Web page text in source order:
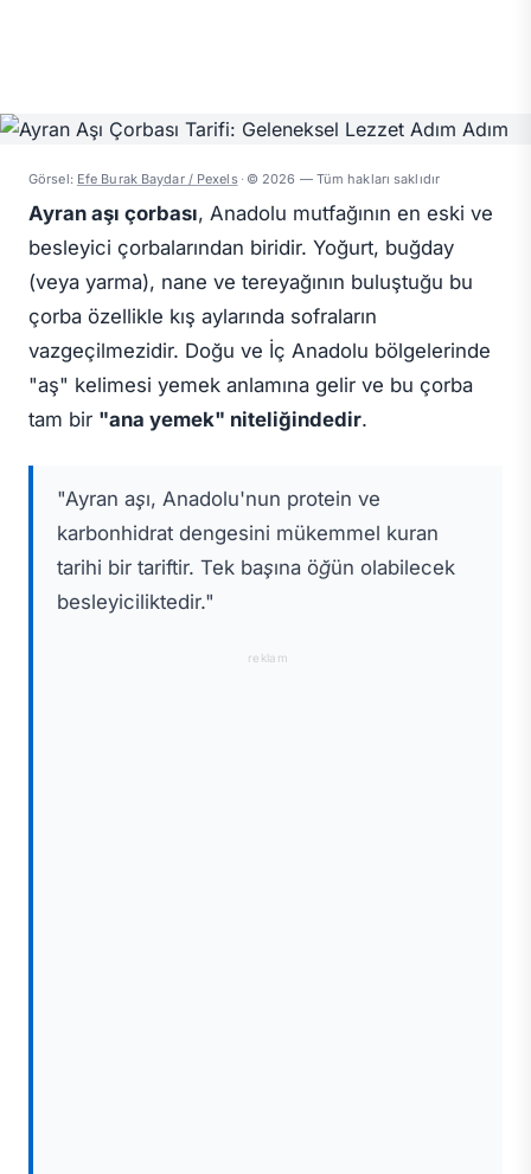
Görsel: Efe Burak Baydar / Pexels · © 2026 — Tüm hakları saklıdır
Ayran aşı çorbası, Anadolu mutfağının en eski ve
besleyici çorbalarından biridir. Yoğurt, buğday
(veya yarma), nane ve tereyağının buluştuğu bu
çorba özellikle kış aylarında sofraların
vazgeçilmezidir. Doğu ve İç Anadolu bölgelerinde
"aş" kelimesi yemek anlamına gelir ve bu çorba
tam bir "ana yemek" niteliğindedir.
"Ayran aşı, Anadolu'nun protein ve
karbonhidrat dengesini mükemmel kuran
tarihi bir tariftir. Tek başına öğün olabilecek
besleyiciliktedir."
reklam